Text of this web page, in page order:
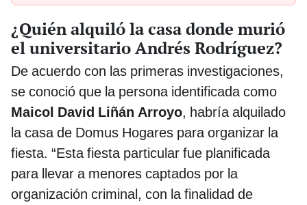
¿Quién alquiló la casa donde murió
el universitario Andrés Rodríguez?
De acuerdo con las primeras investigaciones,
se conoció que la persona identificada como
Maicol David Liñán Arroyo, habría alquilado
la casa de Domus Hogares para organizar la
fiesta. “Esta fiesta particular fue planificada
para llevar a menores captados por la
organización criminal, con la finalidad de